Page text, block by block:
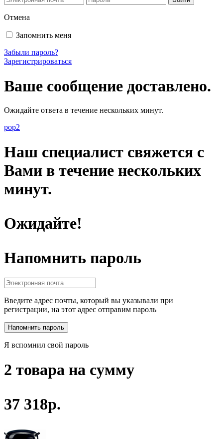
Отмена
Запомнить меня
Забыли пароль?
Зарегистрироваться
Ваше сообщение доставлено.
Ожидайте ответа в течение нескольких минут.
pop2
Наш специалист свяжется с
Вами в течение нескольких
минут.
Ожидайте!
Напомнить пароль
Введите адрес почты, который вы указывали при
регистрации, на этот адрес отправим пароль
Я вспомнил свой пароль
2 товара на сумму
37 318р.